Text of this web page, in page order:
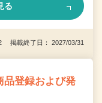
る
掲載終了日： 2027/03/31
品登録および発